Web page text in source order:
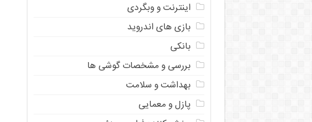
اینترنت و وبگردی
بازی های اندروید
بانکی
بررسی و مشخصات گوشی ها
بهداشت و سلامت
پازل و معمایی